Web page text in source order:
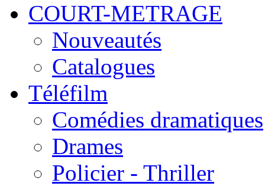
COURT-METRAGE
Nouveautés
Catalogues
Téléfilm
Comédies dramatiques
Drames
Policier - Thriller